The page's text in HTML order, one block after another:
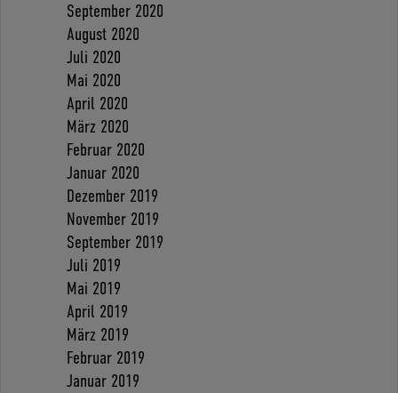
September 2020
August 2020
Juli 2020
Mai 2020
April 2020
März 2020
Februar 2020
Januar 2020
Dezember 2019
November 2019
September 2019
Juli 2019
Mai 2019
April 2019
März 2019
Februar 2019
Januar 2019